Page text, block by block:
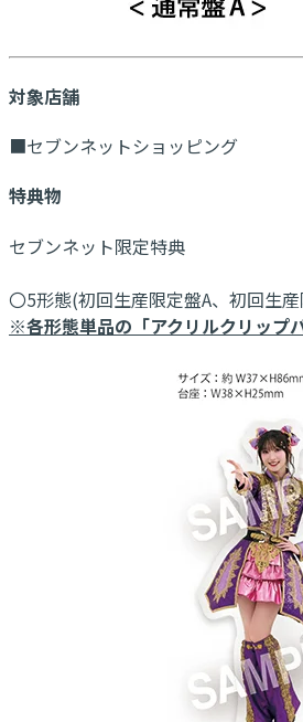
対象店舗
■セブンネットショッピング
特典物
セブンネット限定特典
〇5形態(初回生産限定盤A、初回生
※各形態単品の「アクリルクリップ